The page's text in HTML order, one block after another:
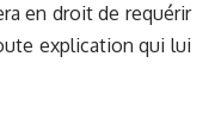
en droit de requérir
explication qui lui